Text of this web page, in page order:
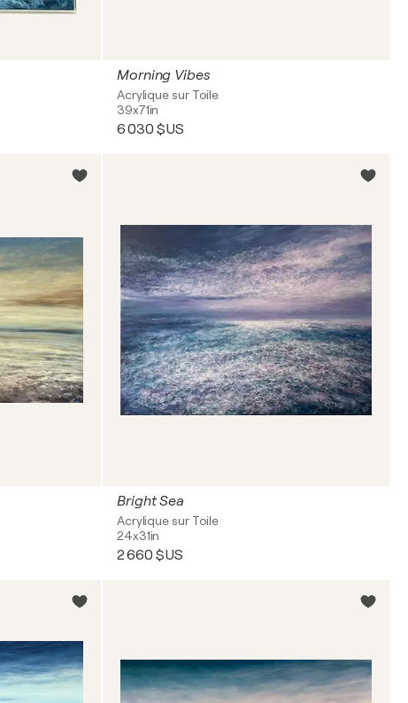
Morning Vibes
Acrylique sur Toile
39x71in
6 030 $US
Bright Sea
Acrylique sur Toile
24x31in
2 660 $US